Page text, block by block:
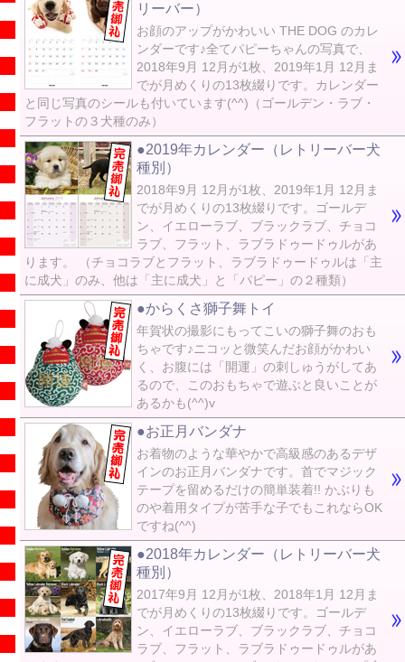
リーバー）
お顔のアップがかわいい THE DOG のカレ
ンダーです♪全てパピーちゃんの写真で、
2018年9月 12月が1枚、2019年1月 12月ま
でが月めくりの13枚綴りです。カレンダー
と同じ写真のシールも付いています(^^)（ゴールデン・ラブ・
フラットの３犬種のみ）
●2019年カレンダー（レトリーバー犬
種別）
2018年9月 12月が1枚、2019年1月 12月ま
でが月めくりの13枚綴りです。ゴールデ
ン、イエローラブ、ブラックラブ、チョコ
ラブ、フラット、ラブラドゥードゥルがあ
ります。 （チョコラブとフラット、ラブラドゥードゥルは「主
に成犬」のみ、他は「主に成犬」と「パピー」の２種類）
●からくさ獅子舞トイ
年賀状の撮影にもってこいの獅子舞のおも
ちゃです♪ニコッと微笑んだお顔がかわい
く、お腹には「開運」の刺しゅうがしてあ
るので、このおもちゃで遊ぶと良いことが
あるかも(^^)v
●お正月バンダナ
お着物のような華やかで高級感のあるデザ
インのお正月バンダナです。首でマジック
テープを留めるだけの簡単装着!! かぶりも
のや着用タイプが苦手な子でもこれならOK
ですね(^^)
●2018年カレンダー（レトリーバー犬
種別）
2017年9月 12月が1枚、2018年1月 12月ま
でが月めくりの13枚綴りです。ゴールデ
ン、イエローラブ、ブラックラブ、チョコ
ラブ、フラット、ラブラドゥードゥルがあ